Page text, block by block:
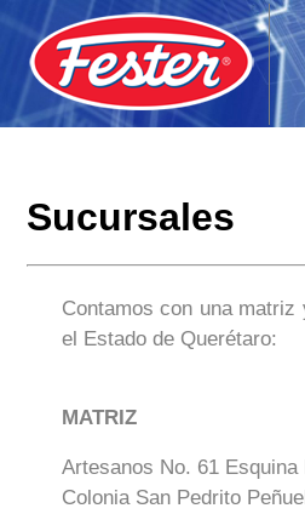
Sucursales
Contamos con una
el Estado de Querétaro:
MATRIZ
Artesanos No. 61 Esquina
Colonia San Pedrito